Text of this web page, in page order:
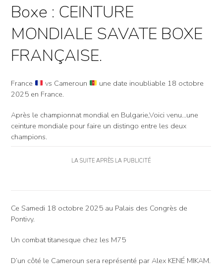
Boxe : CEINTURE
MONDIALE SAVATE BOXE
FRANÇAISE.
France vs Cameroun
une date inoubliable 18 octobre
2025 en France.
Après le championnat mondial en Bulgarie,Voici venu…une
ceinture mondiale pour faire un distingo entre les deux
champions.
LA SUITE APRÈS LA PUBLICITÉ
Ce Samedi 18 octobre 2025 au Palais des Congrès de
Pontivy.
Un combat titanesque chez les M75
D’un côté le Cameroun sera représenté par Alex KENÉ MIKAM.